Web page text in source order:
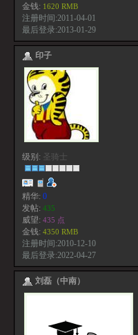
金钱: 1620 RMB
注册时间:2011-04-01
最后登录:2013-01-29
印子
级别: 圣骑士
精华: 0
发帖: 435
威望: 435 点
金钱: 4350 RMB
注册时间:2010-12-10
最后登录:2022-04-27
刘磊（中南）